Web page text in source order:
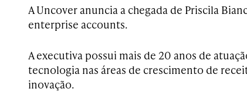
A Uncover anuncia a chegada de Priscila
enterprise accounts.
A executiva possui mais de 20 anos de
tecnologia nas áreas de crescimento de
inovação.